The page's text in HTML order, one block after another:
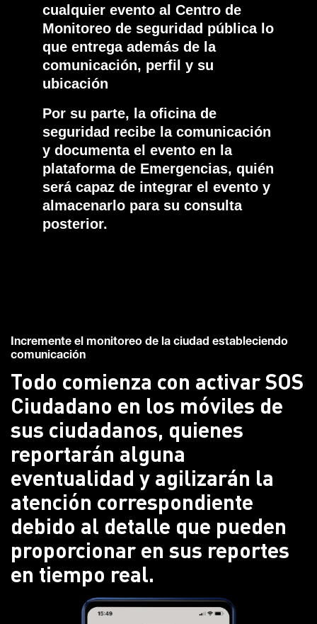
cualquier evento al Centro de
Monitoreo de seguridad pública lo
que entrega además de la
comunicación, perfil y su
ubicación
Por su parte, la oficina de
seguridad recibe la comunicación
y documenta el evento en la
plataforma de Emergencias, quién
será capaz de integrar el evento y
almacenarlo para su consulta
posterior.
Incremente el monitoreo de la ciudad estableciendo
comunicación
Todo comienza con activar SOS
Ciudadano en los móviles de
sus ciudadanos, quienes
reportarán alguna
eventualidad y agilizarán la
atención correspondiente
debido al detalle que pueden
proporcionar en sus reportes
en tiempo real.